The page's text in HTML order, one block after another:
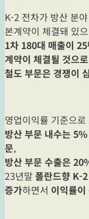
K-2 전차가 방산 분
본계약이 체결돼 있
1차 180대 매출이
계약이 체결될 것으
철도 부문은 경쟁이
영업이익률 기준으로
방산 부문 내수는
문,
방산 부문 수출은
23년말폴란드향 K-
증가하면서 이익률이